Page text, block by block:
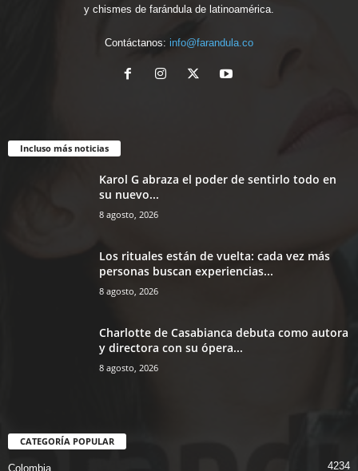
y chismes de farándula de latinoamérica.
Contáctanos: info@farandula.co
Incluso más noticias
Karol G abraza el poder de sentirlo todo en
su nuevo...
8 agosto, 2026
Los rituales están de vuelta: cada vez más
personas buscan experiencias...
8 agosto, 2026
Charlotte de Casabianca debuta como autora
y directora con su ópera...
8 agosto, 2026
CATEGORÍA POPULAR
Colombia 4234